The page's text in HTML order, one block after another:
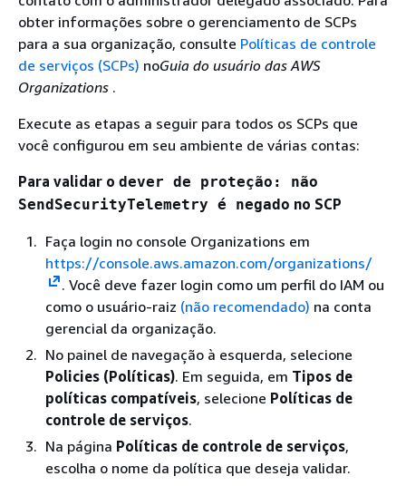
obter informações sobre o gerenciamento de SCPs
para a sua organização, consulte Políticas de controle
de serviços (SCPs) noGuia do usuário das AWS
Organizations .
Execute as etapas a seguir para todos os SCPs que
você configurou em seu ambiente de várias contas:
Para validar o dever de proteção: não
SendSecurityTelemetry é negado no SCP
Faça login no console Organizations em
https://console.aws.amazon.com/organizations/
. Você deve fazer login como um perfil do IAM ou
como o usuário-raiz (não recomendado) na conta
gerencial da organização.
No painel de navegação à esquerda, selecione
Policies (Políticas). Em seguida, em Tipos de
políticas compatíveis, selecione Políticas de
controle de serviços.
Na página Políticas de controle de serviços,
escolha o nome da política que deseja validar.